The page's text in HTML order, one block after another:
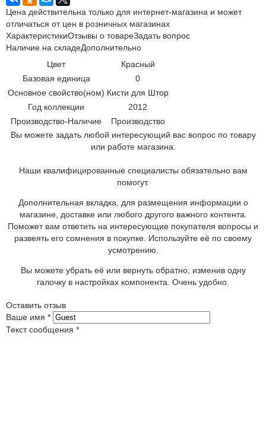
Цена действительна только для интернет-магазина и может
отличаться от цен в розничных магазинах
ХарактеристикиОтзывы о товареЗадать вопрос
Наличие на складеДополнительно
Цвет
Красный
Базовая единица
0
Основное свойство(ном) Кисти для Штор
Год коллекции
2012
Производство-Наличие
Производство
Вы можете задать любой интересующий вас вопрос по товару
или работе магазина.
Наши квалифицированные специалисты обязательно вам
помогут.
Дополнительная вкладка, для размещения информации о
магазине, доставке или любого другого важного контента.
Поможет вам ответить на интересующие покупателя вопросы и
развеять его сомнения в покупке. Используйте её по своему
усмотрению.
Вы можете убрать её или вернуть обратно, изменив одну
галочку в настройках компонента. Очень удобно.
Оставить отзыв
Ваше имя *
Текст сообщения *